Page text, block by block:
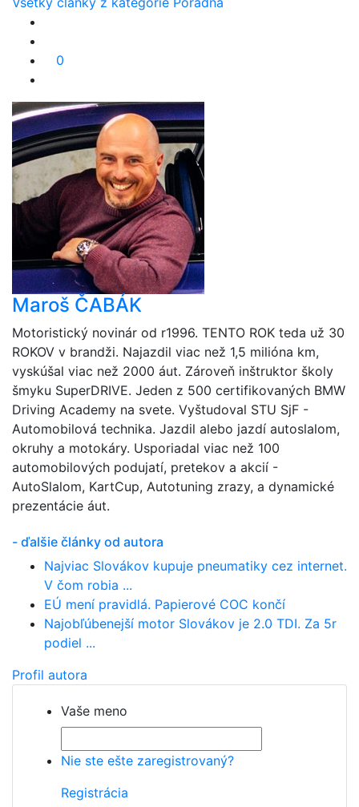
0
Maroš ČABÁK
Motoristický novinár od r1996. TENTO ROK teda už 30
ROKOV v brandži. Najazdil viac než 1,5 milióna km,
vyskúšal viac než 2000 áut. Zároveň inštruktor školy
šmyku SuperDRIVE. Jeden z 500 certifikovaných BMW
Driving Academy na svete. Vyštudoval STU SjF -
Automobilová technika. Jazdil alebo jazdí autoslalom,
okruhy a motokáry. Usporiadal viac než 100
automobilových podujatí, pretekov a akcií -
AutoSlalom, KartCup, Autotuning zrazy, a dynamické
prezentácie áut.
- ďalšie články od autora
Najviac Slovákov kupuje pneumatiky cez internet.
V čom robia ...
EÚ mení pravidlá. Papierové COC končí
Najobľúbenejší motor Slovákov je 2.0 TDI. Za 5r
podiel ...
Profil autora
Vaše meno
Nie ste ešte zaregistrovaný?
Registrácia